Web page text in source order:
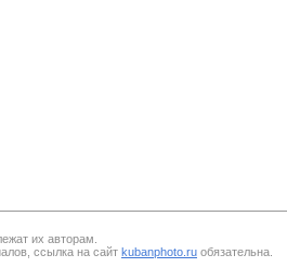
их авторам.
ссылка на сайт kubanphoto.ru обязательна.